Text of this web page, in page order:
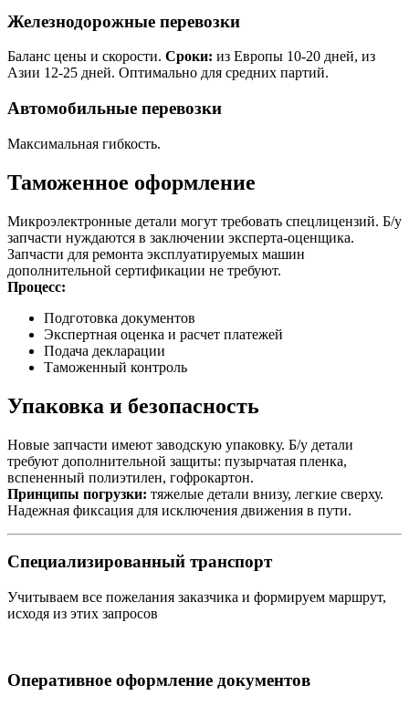
Железнодорожные перевозки
Баланс цены и скорости. Сроки: из Европы 10-20 дней, из
Азии 12-25 дней. Оптимально для средних партий.
Автомобильные перевозки
Максимальная гибкость.
Таможенное оформление
Микроэлектронные детали могут требовать спецлицензий. Б/у
запчасти нуждаются в заключении эксперта-оценщика.
Запчасти для ремонта эксплуатируемых машин
дополнительной сертификации не требуют.
Процесс:
Подготовка документов
Экспертная оценка и расчет платежей
Подача декларации
Таможенный контроль
Упаковка и безопасность
Новые запчасти имеют заводскую упаковку. Б/у детали
требуют дополнительной защиты: пузырчатая пленка,
вспененный полиэтилен, гофрокартон.
Принципы погрузки: тяжелые детали внизу, легкие сверху.
Надежная фиксация для исключения движения в пути.
Специализированный транспорт
Учитываем все пожелания заказчика и формируем маршрут,
исходя из этих запросов
Оперативное оформление документов